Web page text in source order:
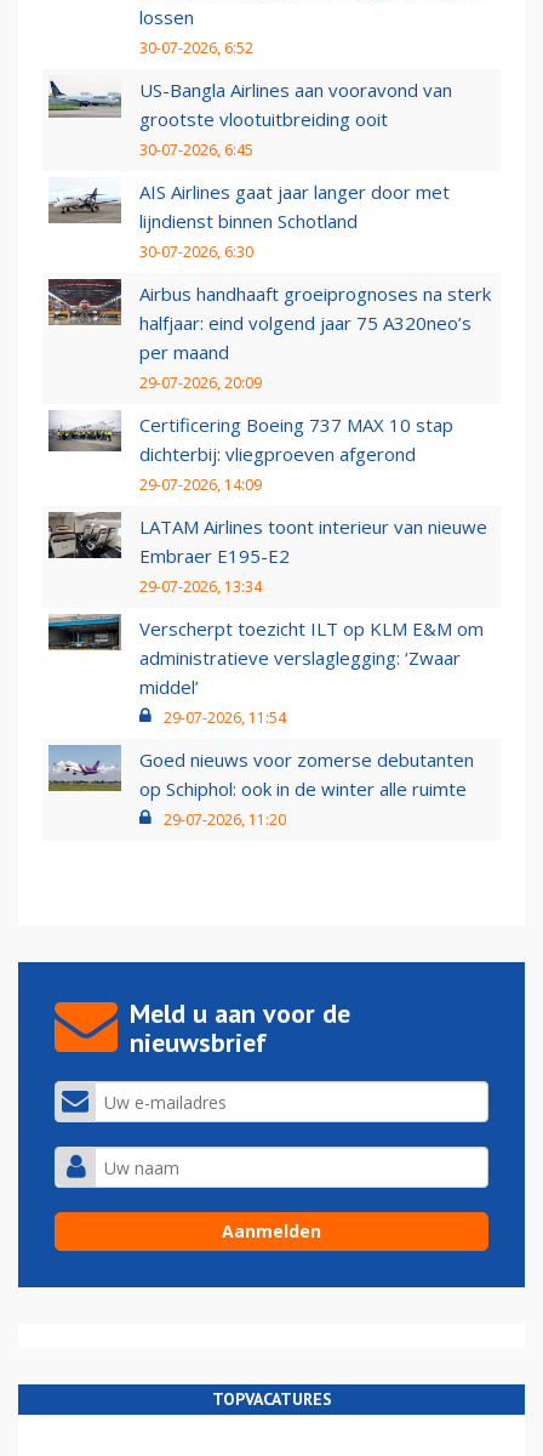
lossen
30-07-2026, 6:52
US-Bangla Airlines aan vooravond van
grootste vlootuitbreiding ooit
30-07-2026, 6:45
AIS Airlines gaat jaar langer door met
lijndienst binnen Schotland
30-07-2026, 6:30
Airbus handhaaft groeiprognoses na sterk
halfjaar: eind volgend jaar 75 A320neo’s
per maand
29-07-2026, 20:09
Certificering Boeing 737 MAX 10 stap
dichterbij: vliegproeven afgerond
29-07-2026, 14:09
LATAM Airlines toont interieur van nieuwe
Embraer E195-E2
29-07-2026, 13:34
Verscherpt toezicht ILT op KLM E&M om
administratieve verslaglegging: ‘Zwaar
middel’
29-07-2026, 11:54
Goed nieuws voor zomerse debutanten
op Schiphol: ook in de winter alle ruimte
29-07-2026, 11:20
Meld u aan voor de
nieuwsbrief
TOPVACATURES